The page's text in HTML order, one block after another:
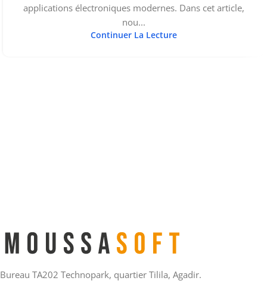
applications électroniques modernes. Dans cet article,
nou...
Continuer La Lecture
Bureau TA202 Technopark, quartier Tilila, Agadir.